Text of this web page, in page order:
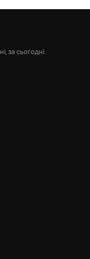
за сьогодні.